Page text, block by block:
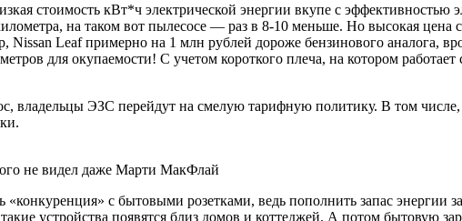
стоимость кВт*ч электрической энергии вкупе с эффективностью
на таком вот пылесосе — раз в 8-10 меньше. Но высокая цена
Nissan Leafпримерно на 1 млн рублей дороже бензинового аналога,
для окупаемости! С учетом короткого плеча, на котором
владельцы ЭЗС перейдут на смелую тарифную политику. В том
не видел даже Марти МакФлай
«конкуренция» с бытовыми розетками, ведь пополнить запас
устройства появятся близ домов и коттеджей. А потом бытовую